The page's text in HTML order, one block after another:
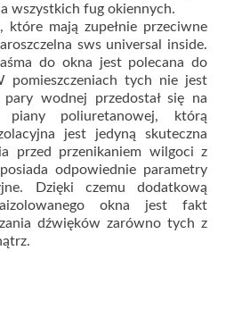
wszystkich fug okiennych.
które mają zupełnie przeciwne
sws universal inside.
do okna jest polecana do
pomieszczeniach tych nie jest
wodnej przedostał się na
piany poliuretanowej, którą
jest jedyną skuteczna
przed przenikaniem wilgoci z
odpowiednie parametry
Dzięki czemu dodatkową
okna jest fakt
dźwięków zarówno tych z